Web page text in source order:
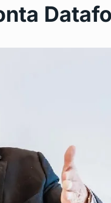
São
12
Anysio
DESTAQUE